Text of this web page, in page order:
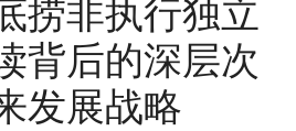
捞非执行独立
背后的深层次
发展战略